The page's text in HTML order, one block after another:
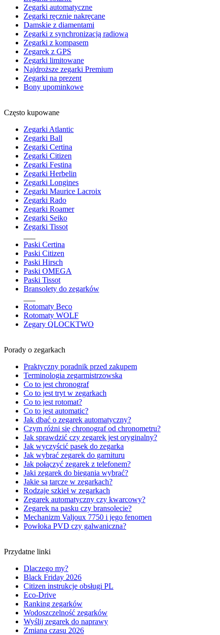
Zegarki automatyczne
Zegarki ręcznie nakręcane
Damskie z diamentami
Zegarki z synchronizacją radiową
Zegarki z kompasem
Zegarek z GPS
Zegarki limitowane
Najdroższe zegarki Premium
Zegarki na prezent
Bony upominkowe
Często kupowane
Zegarki Atlantic
Zegarki Ball
Zegarki Certina
Zegarki Citizen
Zegarki Festina
Zegarki Herbelin
Zegarki Longines
Zegarki Maurice Lacroix
Zegarki Rado
Zegarki Roamer
Zegarki Seiko
Zegarki Tissot
Paski Certina
Paski Citizen
Paski Hirsch
Paski OMEGA
Paski Tissot
Bransolety do zegarków
Rotomaty Beco
Rotomaty WOLF
Zegary QLOCKTWO
Porady o zegarkach
Praktyczny poradnik przed zakupem
Terminologia zegarmistrzowska
Co to jest chronograf
Co to jest tryt w zegarkach
Co to jest rotomat?
Co to jest automatic?
Jak dbać o zegarek automatyczny?
Czym różni się chronograf od chronometru?
Jak sprawdzić czy zegarek jest oryginalny?
Jak wyczyścić pasek do zegarka
Jak wybrać zegarek do garnituru
Jak połączyć zegarek z telefonem?
Jaki zegarek do biegania wybrać?
Jakie są tarcze w zegarkach?
Rodzaje szkieł w zegarkach
Zegarek automatyczny czy kwarcowy?
Zegarek na pasku czy bransolecie?
Mechanizm Valjoux 7750 i jego fenomen
Powłoka PVD czy galwaniczna?
Przydatne linki
Dlaczego my?
Black Friday 2026
Citizen instrukcje obsługi PL
Eco-Drive
Ranking zegarków
Wodoszczelność zegarków
Wyślij zegarek do naprawy
Zmiana czasu 2026